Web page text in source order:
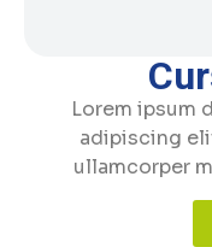
Lorem ipsum
adipiscing
ullamcorper